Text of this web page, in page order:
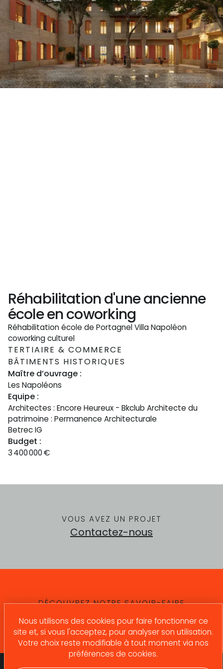
Nous utilisons des cookies pour faire fonctionner ce
site et, si vous l'acceptez, pour analyser son utilisation.
Votre choix reste modifiable à tout moment via nos
préférences de cookies.
Réhabilitation d'une ancienne
école en coworking
Réhabilitation école de Portagnel Villa Napoléon
coworking culturel
TERTIAIRE & COMMERCE
BÂTIMENTS HISTORIQUES
Maître d’ouvrage :
Les Napoléons
Equipe :
Architectes : Encore Heureux - Bkclub Architecte du
patrimoine : Permanence Architecturale
Betrec IG
Budget :
3 400 000€
VOUS AVEZ UN PROJET
Contactez-nous
DÉCOUVREZ NOTRE SAVOIR-FAIRE
Nos compétences